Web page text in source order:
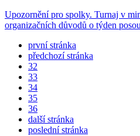
Upozornění pro spolky. Turnaj v
organizačních důvodů o týden
první stránka
předchozí stránka
32
33
34
35
36
další stránka
poslední stránka